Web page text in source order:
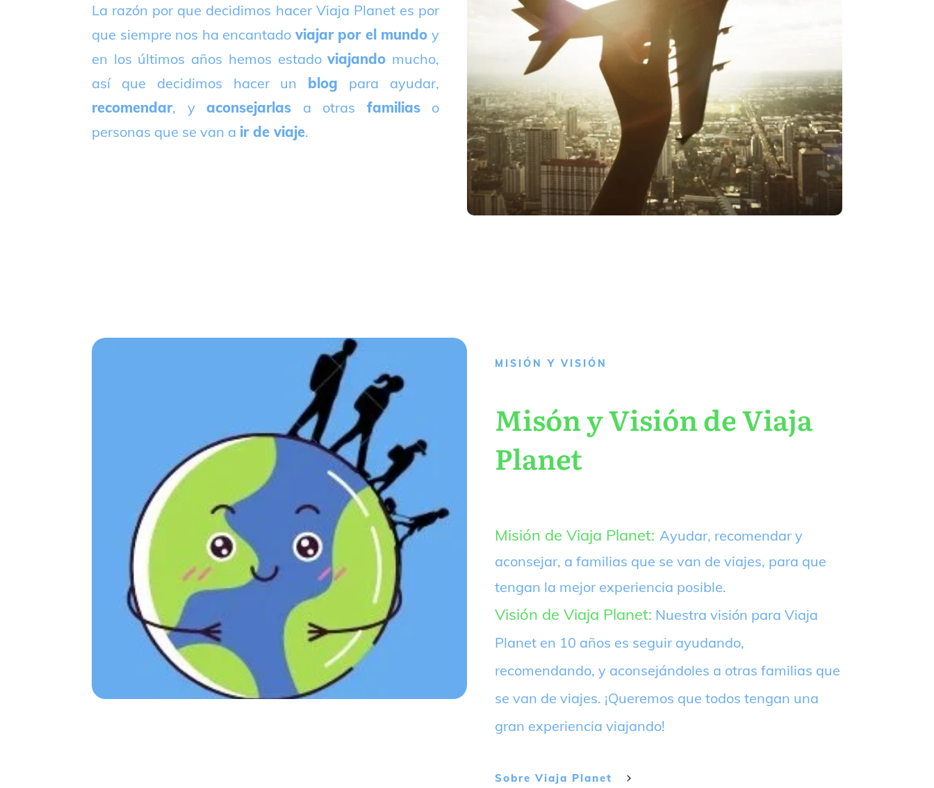
La razón por que decidimos hacer Viaja Planet es por
que siempre nos ha encantado viajar por el mundo y
en los últimos años hemos estadoviajando mucho,
así que decidimos hacer un blog para ayudar,
recomendar, y aconsejarlas a otras familiaso
personas que se van a ir de viaje.
MISIÓN Y VISIÓN
Misón y Visión de Viaja
Planet
Misión de Viaja Planet: Ayudar, recomendar y
aconsejar, a familias que se van de viajes, para que
tengan la mejor experiencia posible.
Visión de Viaja Planet: Nuestra visión para Viaja
Planet en 10 años es seguir ayudando,
recomendando, y aconsejándoles a otras familias que
se van de viajes. ¡Queremos que todos tengan una
gran experiencia viajando!
Sobre Viaja Planet